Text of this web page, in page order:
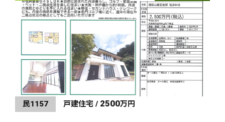
民1157 戸建住宅 / 2500万円